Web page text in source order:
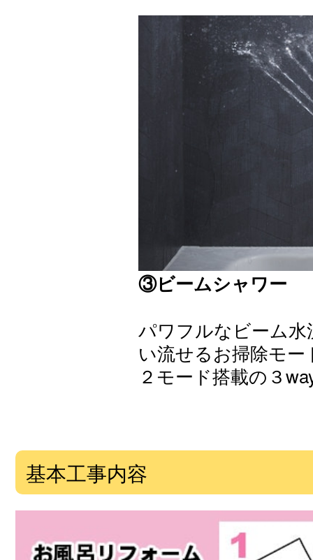
③ビームシャワー
パワフルなビーム
い流せるお掃除モ
２モード搭載の３
基本工事内容